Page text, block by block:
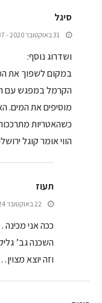
סיגל
31 באוקטובר 2020 - 21:37
ושדרוג נוסף:
במקום לשפוך את
הקרמל במפגש עם
מוסיפים את המים.
כשהאטריות
הווי אומר קוגל
תעוז
22 באוקטובר 2024 - 14:38
ככה אני מכינה .
השכנה גב’
וזה יוצא